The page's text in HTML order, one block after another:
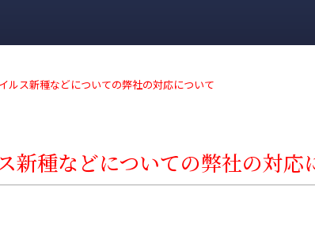
ルス新種などについての弊社の対応について
新種などについての弊社の対応